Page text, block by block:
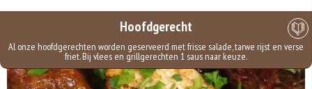
Hoofdgerecht
Al onze hoofdgerechten worden geserveerd met frisse salade, tarwe rijst en verse
friet. Bij vlees en grillgerechten 1 saus naar keuze.